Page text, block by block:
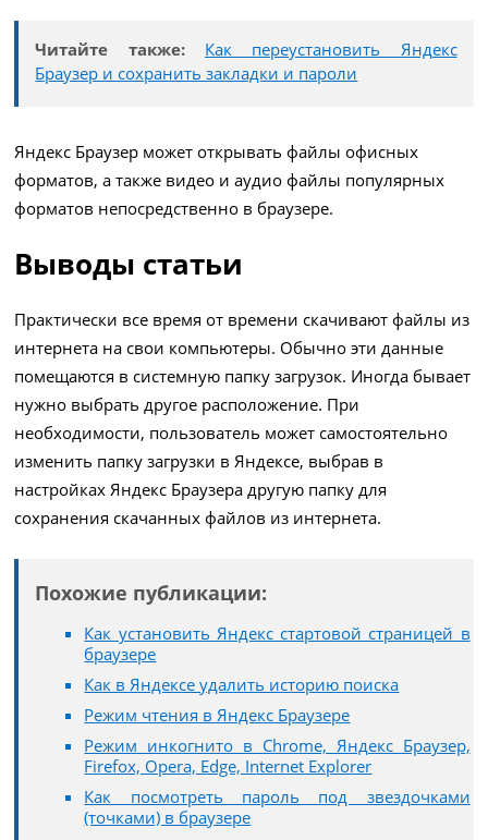
Читайте также:
Как переустановить Яндекс
Браузер и сохранить закладки и пароли
Яндекс Браузер может открывать файлы офисных
форматов, а также видео и аудио файлы популярных
форматов непосредственно в браузере.
Выводы статьи
Практически все время от времени скачивают файлы из
интернета на свои компьютеры. Обычно эти данные
помещаются в системную папку загрузок. Иногда бывает
нужно выбрать другое расположение. При
необходимости, пользователь может самостоятельно
изменить папку загрузки в Яндексе, выбрав в
настройках Яндекс Браузера другую папку для
сохранения скачанных файлов из интернета.
Похожие публикации:
Как установить Яндекс стартовой страницей в
браузере
Как в Яндексе удалить историю поиска
Режим чтения в Яндекс Браузере
Режим инкогнито в Chrome, Яндекс Браузер,
Firefox, Opera, Edge, Internet Explorer
Как посмотреть пароль под звездочками
(точками) в браузере